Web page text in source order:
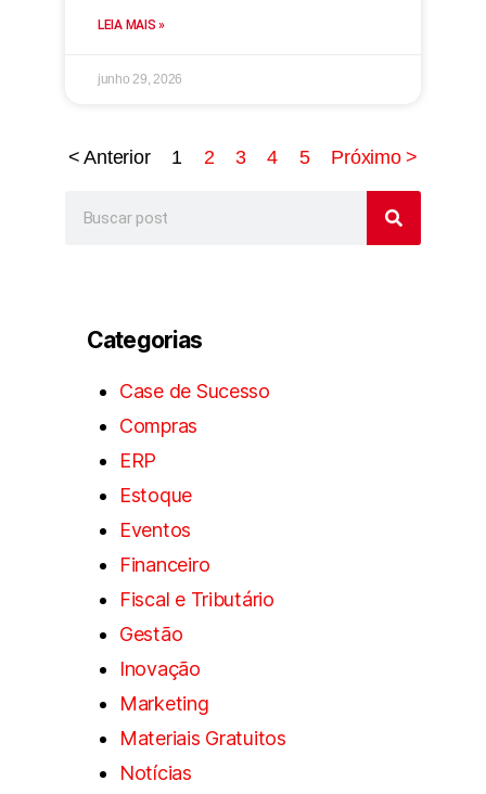
LEIA MAIS »
junho 29, 2026
< Anterior 1 2 3 4 5 Próximo >
Categorias
Case de Sucesso
Compras
ERP
Estoque
Eventos
Financeiro
Fiscal e Tributário
Gestão
Inovação
Marketing
Materiais Gratuitos
Notícias